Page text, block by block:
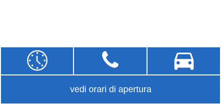
vedi orari di apertura